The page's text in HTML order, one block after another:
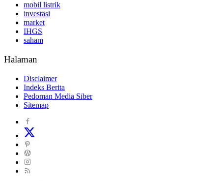
mobil listrik
investasi
market
IHGS
saham
Halaman
Disclaimer
Indeks Berita
Pedoman Media Siber
Sitemap